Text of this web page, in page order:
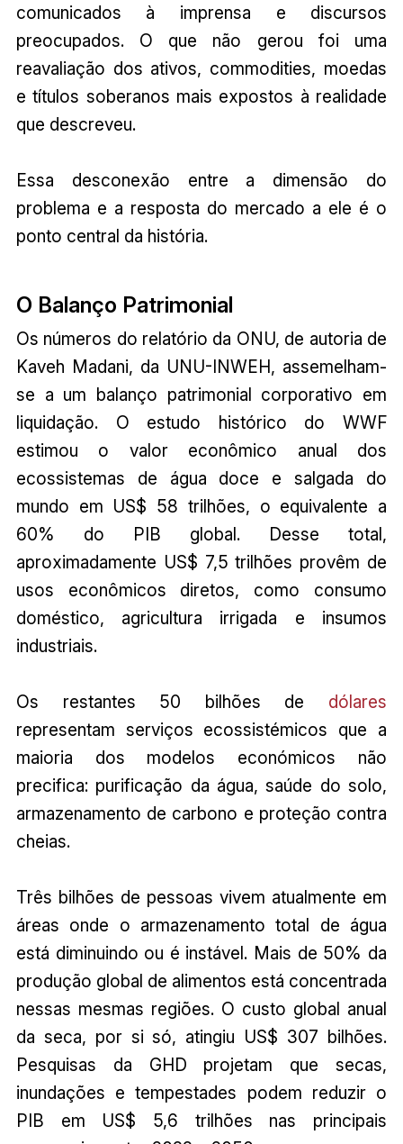
comunicados à imprensa e discursos
preocupados. O que não gerou foi uma
reavaliação dos ativos, commodities, moedas
e títulos soberanos mais expostos à realidade
que descreveu.
Essa desconexão entre a dimensão do
problema e a resposta do mercado a ele é o
ponto central da história.
O Balanço Patrimonial
Os números do relatório da ONU, de autoria de
Kaveh Madani, da UNU-INWEH, assemelham-
se a um balanço patrimonial corporativo em
liquidação. O estudo histórico do WWF
estimou o valor econômico anual dos
ecossistemas de água doce e salgada do
mundo em US$ 58 trilhões, o equivalente a
60% do PIB global. Desse total,
aproximadamente US$ 7,5 trilhões provêm de
usos econômicos diretos, como consumo
doméstico, agricultura irrigada e insumos
industriais.
Os restantes 50 bilhões de dólares
representam serviços ecossistémicos que a
maioria dos modelos económicos não
precifica: purificação da água, saúde do solo,
armazenamento de carbono e proteção contra
cheias.
Três bilhões de pessoas vivem atualmente em
áreas onde o armazenamento total de água
está diminuindo ou é instável. Mais de 50% da
produção global de alimentos está concentrada
nessas mesmas regiões. O custo global anual
da seca, por si só, atingiu US$ 307 bilhões.
Pesquisas da GHD projetam que secas,
inundações e tempestades podem reduzir o
PIB em US$ 5,6 trilhões nas principais